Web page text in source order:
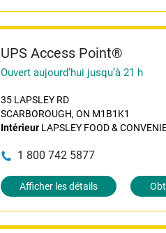
UPS Access Point®
Ouvert aujourd’hui jusqu’à 21 h
35 LAPSLEY RD
SCARBOROUGH, ON M1B1K1
IntérieurLAPSLEY FOOD &
1 800 742 5877
Afficher les détails